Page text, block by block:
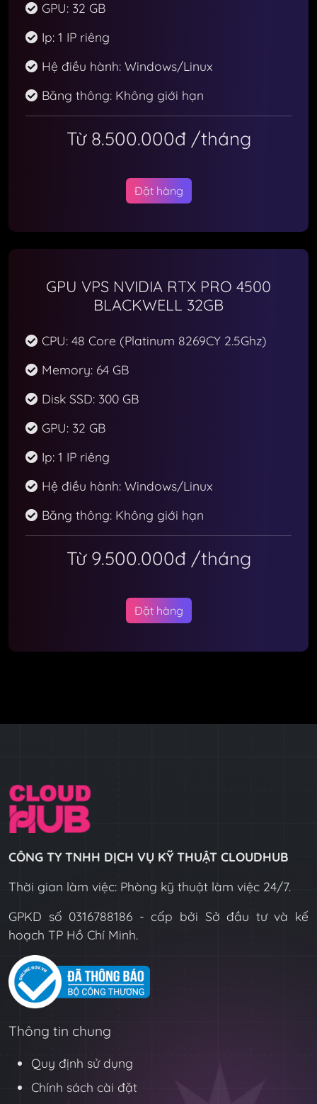
GPU: 32 GB
Ip: 1 IP riêng
Hệ điều hành: Windows/Linux
Băng thông: Không giới hạn
Từ 8.500.000đ /tháng
Đặt hàng
GPU VPS NVIDIA RTX PRO 4500
BLACKWELL 32GB
CPU: 48 Core (Platinum 8269CY 2.5Ghz)
Memory: 64 GB
Disk SSD: 300 GB
GPU: 32 GB
Ip: 1 IP riêng
Hệ điều hành: Windows/Linux
Băng thông: Không giới hạn
Từ 9.500.000đ /tháng
Đặt hàng
CÔNG TY TNHH DỊCH VỤ KỸ THUẬT CLOUDHUB
Thời gian làm việc: Phòng kỹ thuật làm việc 24/7.
GPKD số 0316788186 - cấp bởi Sở đầu tư và kế
hoạch TP Hồ Chí Minh.
Thông tin chung
Quy định sử dụng
Chính sách cài đặt